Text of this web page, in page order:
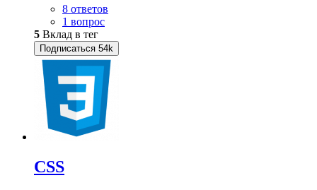
8 ответов
1 вопрос
5 Вклад в тег
Подписаться 54k
CSS